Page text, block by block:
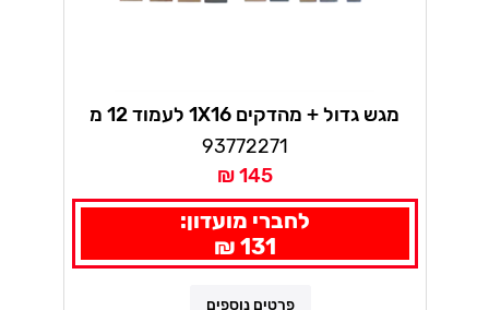
מגש גדול + מהדקים 1X16 לעמוד 12 מ
93772271
145 ₪
לחברי מועדון:
131 ₪
פרטים נוספים